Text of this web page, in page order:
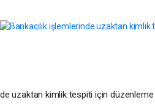
uzaktan kimlik tespiti için düzenleme